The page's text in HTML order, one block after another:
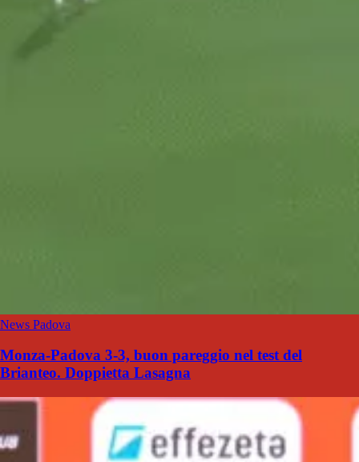
News Padova
Monza-Padova 3-3, buon pareggio nel test del
Brianteo. Doppietta Lasagna